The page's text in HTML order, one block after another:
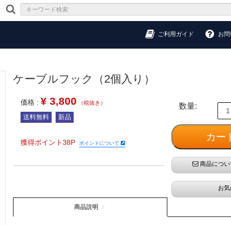
お
ご利用ガイド
ケーブルフック（2個入り）
価格 : ¥ 3,800 （税抜き）
送料無料 新品
獲得ポイント38P ポイントについて
数量:
商品につい
お
商品説明